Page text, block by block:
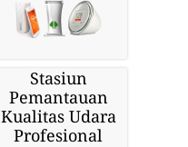
Stasiun
Pemantauan
Kualitas Udara
Profesional